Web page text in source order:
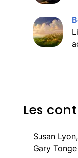
Les
Susan
Gary Tonge